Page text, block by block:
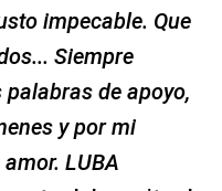
impecable. Que
Siempre
de apoyo,
y por mi
LUBA